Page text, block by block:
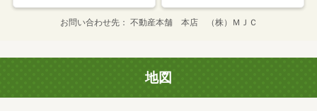
お問い合わせ先 不動産本舗 本店 （株）ＭＪＣ
地図